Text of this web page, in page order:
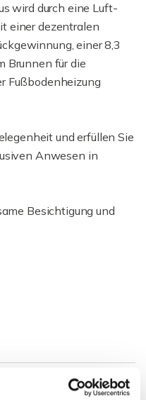
wird durch eine Luft-
einer dezentralen
einer 8,3
Brunnen für die
Fußbodenheizung
und erfüllen Sie
Anwesen in
Besichtigung und